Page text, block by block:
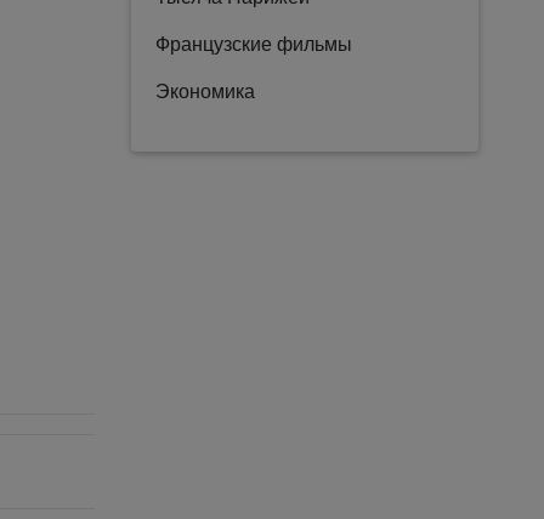
Французские фильмы
Экономика